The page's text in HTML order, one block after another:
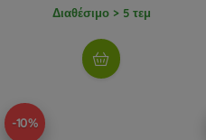
Διαθέσιμο > 5 τεμ
-10%